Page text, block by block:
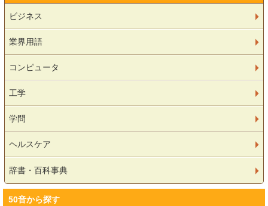
ビジネス
業界用語
コンピュータ
工学
学問
ヘルスケア
辞書・百科事典
50音から探す